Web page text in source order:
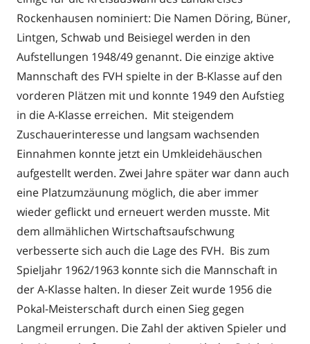
Rockenhausen nominiert: Die Namen Döring, Büner,
Lintgen, Schwab und Beisiegel werden in den
Aufstellungen 1948/49 genannt. Die einzige aktive
Mannschaft des FVH spielte in der B-Klasse auf den
vorderen Plätzen mit und konnte 1949 den Aufstieg
in die A-Klasse erreichen. Mit steigendem
Zuschauerinteresse und langsam wachsenden
Einnahmen konnte jetzt ein Umkleidehäuschen
aufgestellt werden. Zwei Jahre später war dann auch
eine Platzumzäunung möglich, die aber immer
wieder geflickt und erneuert werden musste. Mit
dem allmählichen Wirtschaftsaufschwung
verbesserte sich auch die Lage des FVH. Bis zum
Spieljahr 1962/1963 konnte sich die Mannschaft in
der A-Klasse halten. In dieser Zeit wurde 1956 die
Pokal-Meisterschaft durch einen Sieg gegen
Langmeil errungen. Die Zahl der aktiven Spieler und